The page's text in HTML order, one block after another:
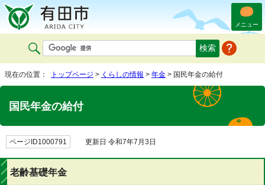
メニュー
現在の位置： トップページ > くらしの情報 > 年金 > 国民年金の給付
国民年金の給付
ページID1000791 更新日 令和7年7月3日
老齢基礎年金